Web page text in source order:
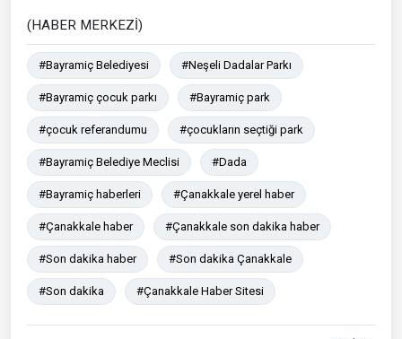
(HABER MERKEZİ)
#Bayramiç Belediyesi #Neşeli Dadalar Parkı
#Bayramiç çocuk parkı #Bayramiç park
#çocuk referandumu #çocukların seçtiği park
#Bayramiç Belediye Meclisi #Dada
#Bayramiç haberleri #Çanakkale yerel haber
#Çanakkale haber #Çanakkale son dakika haber
#Son dakika haber #Son dakika Çanakkale
#Son dakika #Çanakkale Haber Sitesi